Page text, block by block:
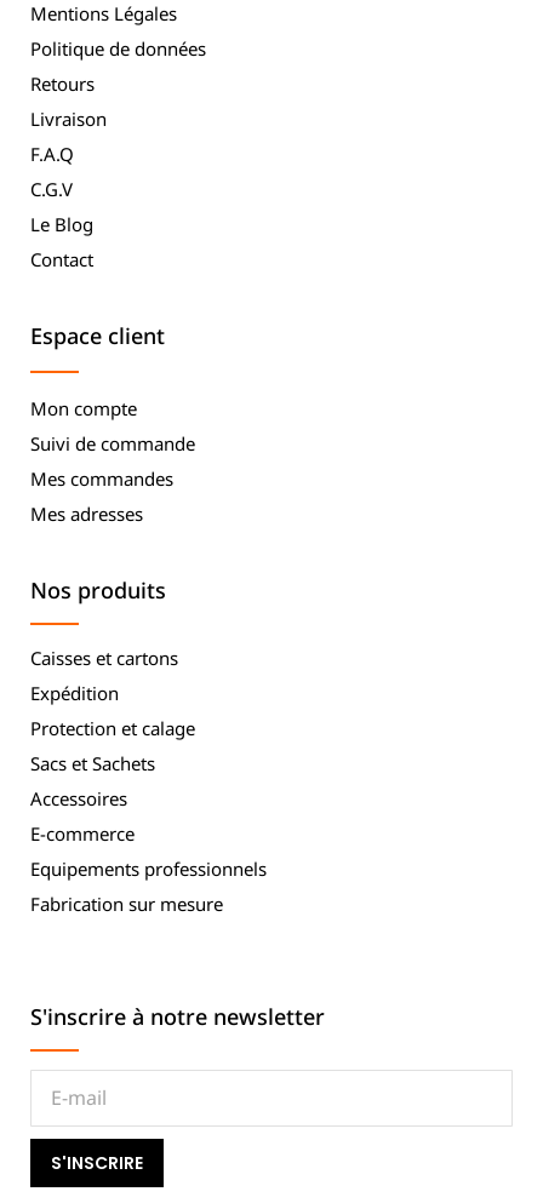
Mentions Légales
Politique de données
Retours
Livraison
F.A.Q
C.G.V
Le Blog
Contact
Espace client
Mon compte
Suivi de commande
Mes commandes
Mes adresses
Nos produits
Caisses et cartons
Expédition
Protection et calage
Sacs et Sachets
Accessoires
E-commerce
Equipements professionnels
Fabrication sur mesure
S'inscrire à notre newsletter
S'INSCRIRE